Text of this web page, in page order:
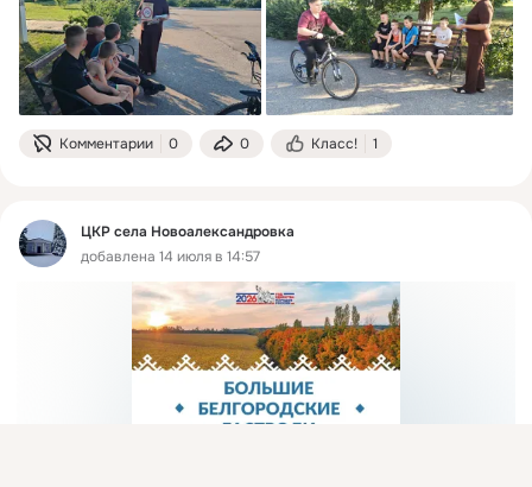
Комментарии 0 0 Класс! 1
ЦКР села Новоалександровка
добавлена 14 июля в 14:57